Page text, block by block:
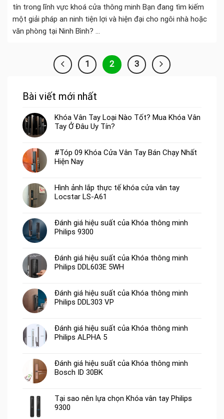
tín trong lĩnh vực khoá cửa thông minh Bạn đang tìm kiếm
một giải pháp an ninh tiện lợi và hiện đại cho ngôi nhà hoặc
văn phòng tại Ninh Bình? ...
1 2 3
Bài viết mới nhất
Khóa Vân Tay Loại Nào Tốt? Mua Khóa Vân
Tay Ở Đâu Uy Tín?
#Tóp 09 Khóa Cửa Vân Tay Bán Chạy Nhất
Hiện Nay
Hình ảnh lắp thực tế khóa cửa vân tay
Locstar LS-A61
Đánh giá hiệu suất của Khóa thông minh
Philips 9300
Đánh giá hiệu suất của Khóa thông minh
Philips DDL603E 5WH
Đánh giá hiệu suất của Khóa thông minh
Philips DDL303 VP
Đánh giá hiệu suất của Khóa thông minh
Philips ALPHA 5
Đánh giá hiệu suất của Khóa thông minh
Bosch ID 30BK
Tại sao nên lựa chọn Khóa vân tay Philips
9300